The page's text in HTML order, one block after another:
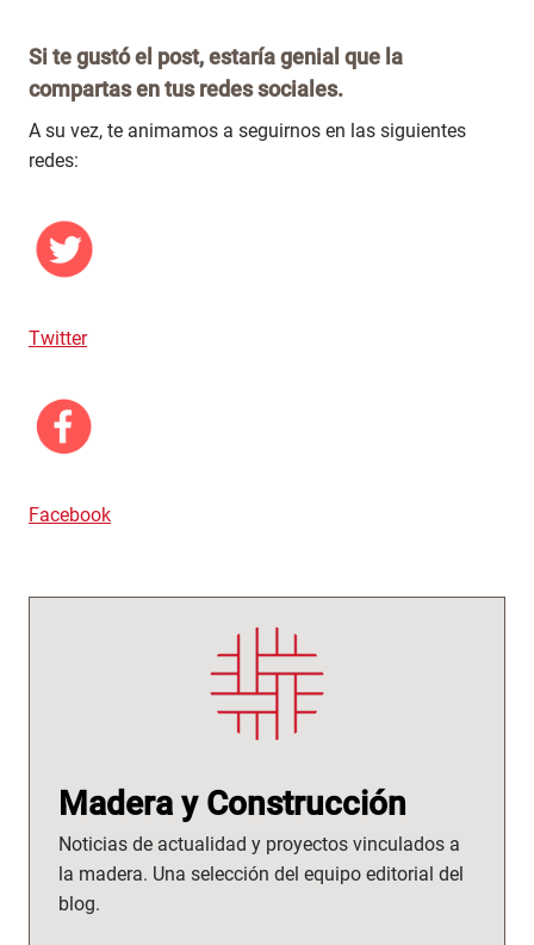
Si te gustó el post, estaría genial que la
compartas en tus redes sociales.
A su vez, te animamos a seguirnos en las siguientes
redes:
Twitter
Facebook
Madera y Construcción
Noticias de actualidad y proyectos vinculados a
la madera. Una selección del equipo editorial del
blog.